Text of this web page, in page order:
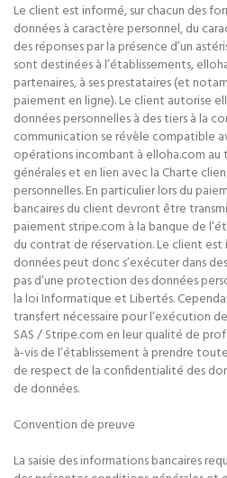
Le client est informé, sur chacun des
données à caractère personnel, du
des réponses par la présence d’un
sont destinées à l’établissements,
partenaires, à ses prestataires (et
paiement en ligne). Le client autorise
données personnelles à des tiers à la
communication se révèle compatible
opérations incombant à elloha.com
générales et en lien avec la Charte
personnelles. En particulier lors du
bancaires du client devront être
paiement stripe.com à la banque de
du contrat de réservation. Le client
données peut donc s’exécuter dans
pas d’une protection des données
la loi Informatique et Libertés.
transfert nécessaire pour l’exécution
SAS / Stripe.com en leur qualité de
à-vis de l’établissement à prendre
de respect de la confidentialité des
de données.
Convention de preuve
La saisie des informations bancaires